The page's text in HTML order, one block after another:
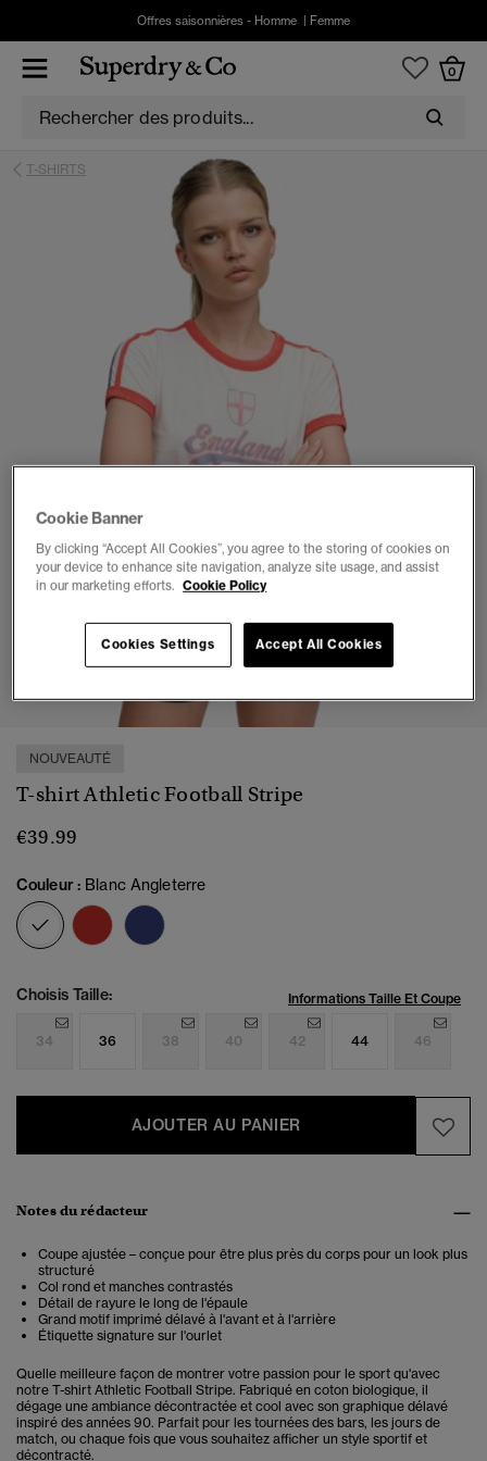
Offres saisonnières - Homme Femme
0
T-SHIRTS
1 2 3 4 5
NOUVEAUTÉ
T-shirt Athletic Football Stripe
€39.99
Couleur : Blanc Angleterre
sélectionné
Choisis Taille: Informations Taille Et Coupe
34 36 38 40 42 44 46
AJOUTER AU PANIER
Notes du rédacteur
Coupe ajustée – conçue pour être plus près du corps pour un look plus
structuré
Col rond et manches contrastés
Détail de rayure le long de l'épaule
Grand motif imprimé délavé à l'avant et à l'arrière
Étiquette signature sur l'ourlet
Quelle meilleure façon de montrer votre passion pour le sport qu'avec
notre T-shirt Athletic Football Stripe. Fabriqué en coton biologique, il
dégage une ambiance décontractée et cool avec son graphique délavé
inspiré des années 90. Parfait pour les tournées des bars, les jours de
match, ou chaque fois que vous souhaitez afficher un style sportif et
décontracté.
Cookie Banner
By clicking “Accept All Cookies”, you agree to the storing of cookies on
your device to enhance site navigation, analyze site usage, and assist
in our marketing efforts. Cookie Policy
Cookies Settings Accept All Cookies